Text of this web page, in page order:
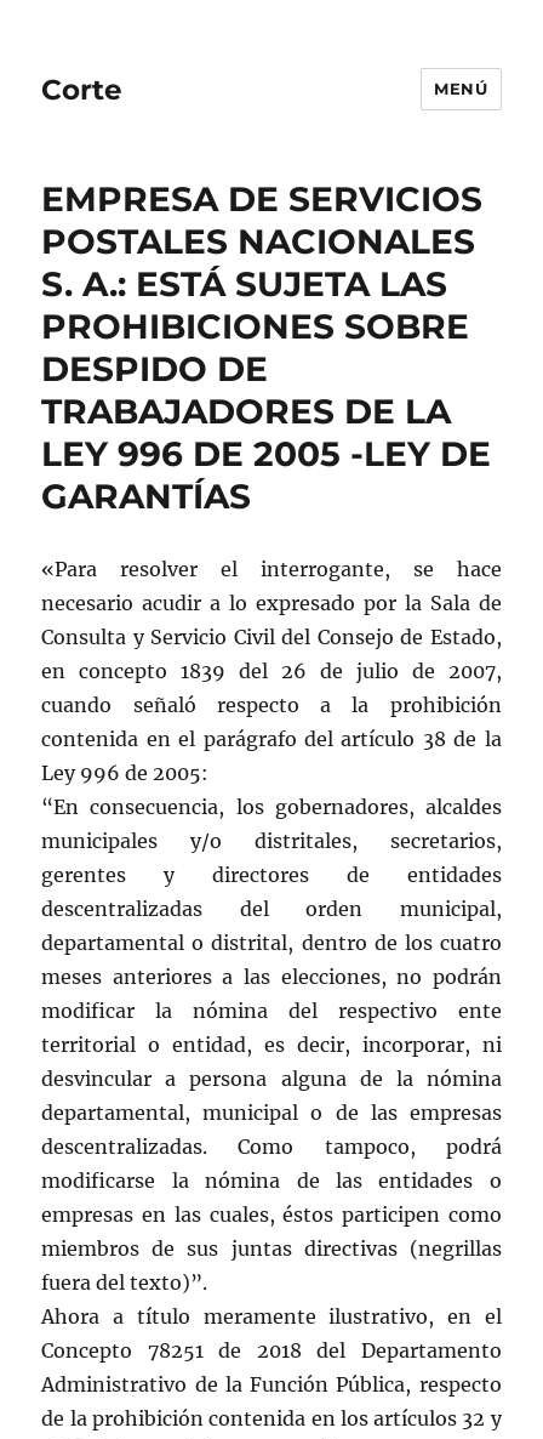
Corte MENÚ
EMPRESA DE SERVICIOS
POSTALES NACIONALES
S. A.: ESTÁ SUJETA LAS
PROHIBICIONES SOBRE
DESPIDO DE
TRABAJADORES DE LA
LEY 996 DE 2005 -LEY DE
GARANTÍAS
«Para resolver el interrogante, se hace
necesario acudir a lo expresado por la Sala de
Consulta y Servicio Civil del Consejo de Estado,
en concepto 1839 del 26 de julio de 2007,
cuando señaló respecto a la prohibición
contenida en el parágrafo del artículo 38 de la
Ley 996 de 2005:
“En consecuencia, los gobernadores, alcaldes
municipales y/o distritales, secretarios,
gerentes y directores de entidades
descentralizadas del orden municipal,
departamental o distrital, dentro de los cuatro
meses anteriores a las elecciones, no podrán
modificar la nómina del respectivo ente
territorial o entidad, es decir, incorporar, ni
desvincular a persona alguna de la nómina
departamental, municipal o de las empresas
descentralizadas. Como tampoco, podrá
modificarse la nómina de las entidades o
empresas en las cuales, éstos participen como
miembros de sus juntas directivas (negrillas
fuera del texto)”.
Ahora a título meramente ilustrativo, en el
Concepto 78251 de 2018 del Departamento
Administrativo de la Función Pública, respecto
de la prohibición contenida en los artículos 32 y